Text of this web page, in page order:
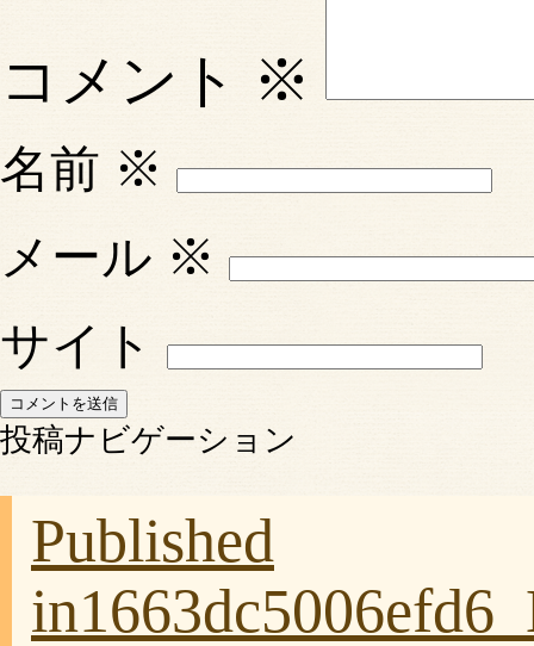
コメント ※
名前 ※
メール ※
サイト
投稿ナビゲーション
Published
in